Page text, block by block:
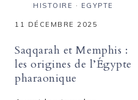
HISTOIRE · EGYPTE
11 DÉCEMBRE 2025
Saqqarah et Memphis :
les origines de l’Égypte
pharaonique